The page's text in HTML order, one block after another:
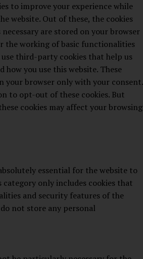
to improve your experience while
website. Out of these, the cookies
are stored on your browser
the working of basic functionalities
use third-party cookies that help us
how you use this website. These
your browser only with your consent.
to opt-out of these cookies. But
cookies may affect your browsing
essential for the website to
only includes cookies that
and security features of the
not store any personal